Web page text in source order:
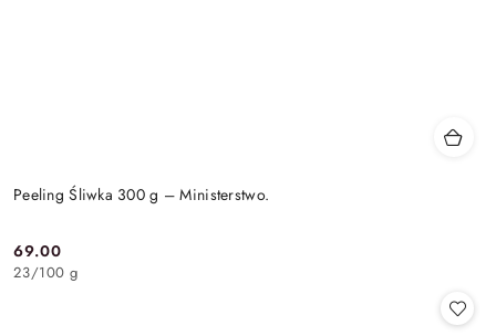
Peeling Śliwka 300 g – Ministerstwo.
Cena:
69.00
23/100 g